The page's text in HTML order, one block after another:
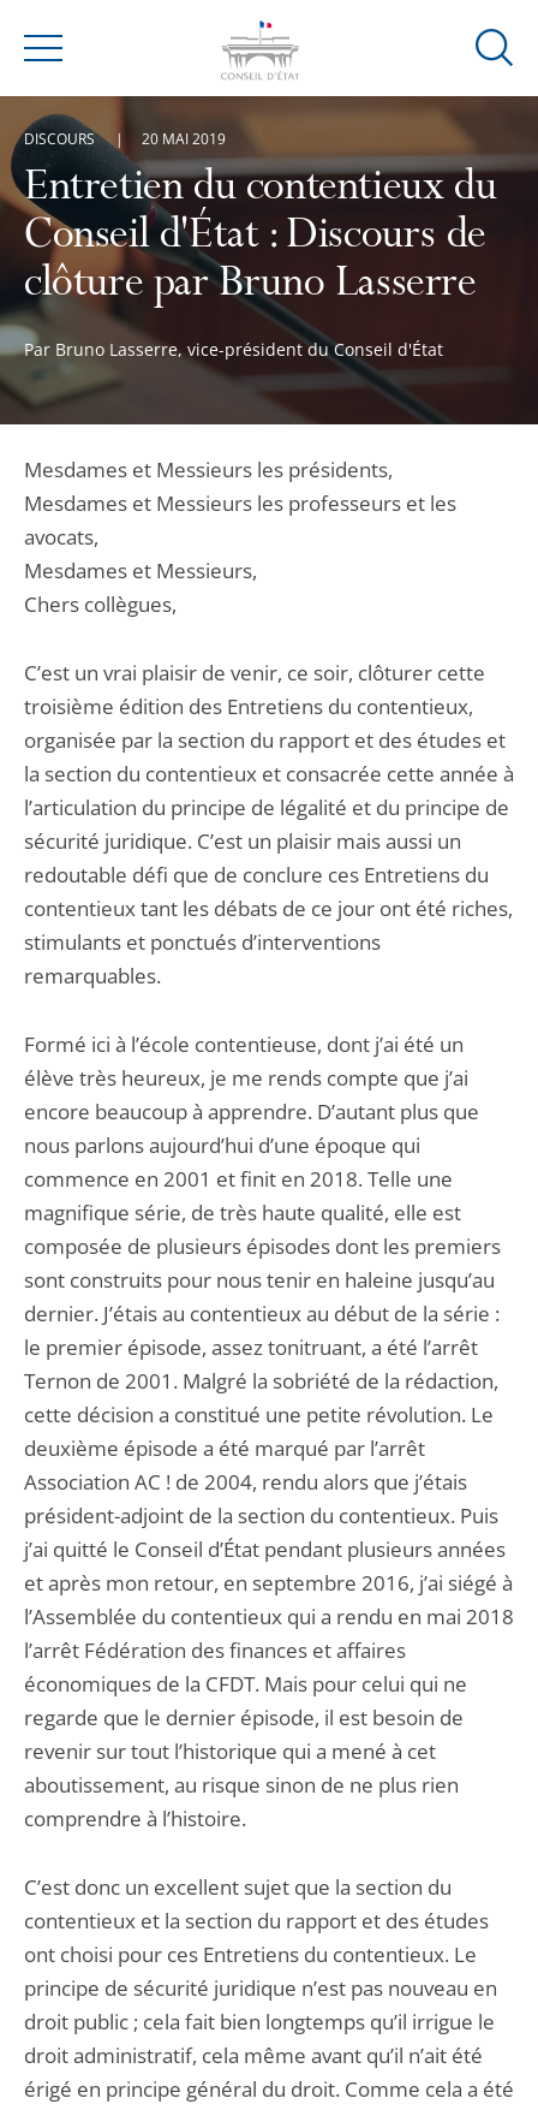
Menu
Ouvrir
Entretien du contentieux du
Conseil d'État : Discours de
clôture par Bruno Lasserre
Par Bruno Lasserre, vice-président du Conseil d'État
DISCOURS 20 MAI 2019
Mesdames et Messieurs les présidents,
Mesdames et Messieurs les professeurs et les
avocats,
Mesdames et Messieurs,
Chers collègues,
C’est un vrai plaisir de venir, ce soir, clôturer cette
troisième édition des Entretiens du contentieux,
organisée par la section du rapport et des études et
la section du contentieux et consacrée cette année à
l’articulation du principe de légalité et du principe de
sécurité juridique. C’est un plaisir mais aussi un
redoutable défi que de conclure ces Entretiens du
contentieux tant les débats de ce jour ont été riches,
stimulants et ponctués d’interventions
remarquables.
Formé ici à l’école contentieuse, dont j’ai été un
élève très heureux, je me rends compte que j’ai
encore beaucoup à apprendre. D’autant plus que
nous parlons aujourd’hui d’une époque qui
commence en 2001 et finit en 2018. Telle une
magnifique série, de très haute qualité, elle est
composée de plusieurs épisodes dont les premiers
sont construits pour nous tenir en haleine jusqu’au
dernier. J’étais au contentieux au début de la série :
le premier épisode, assez tonitruant, a été l’arrêt
Ternon de 2001. Malgré la sobriété de la rédaction,
cette décision a constitué une petite révolution. Le
deuxième épisode a été marqué par l’arrêt
Association AC ! de 2004, rendu alors que j’étais
président-adjoint de la section du contentieux. Puis
j’ai quitté le Conseil d’État pendant plusieurs années
et après mon retour, en septembre 2016, j’ai siégé à
l’Assemblée du contentieux qui a rendu en mai 2018
l’arrêt Fédération des finances et affaires
économiques de la CFDT. Mais pour celui qui ne
regarde que le dernier épisode, il est besoin de
revenir sur tout l’historique qui a mené à cet
aboutissement, au risque sinon de ne plus rien
comprendre à l’histoire.
C’est donc un excellent sujet que la section du
contentieux et la section du rapport et des études
ont choisi pour ces Entretiens du contentieux. Le
principe de sécurité juridique n’est pas nouveau en
droit public ; cela fait bien longtemps qu’il irrigue le
droit administratif, cela même avant qu’il n’ait été
érigé en principe général du droit. Comme cela a été